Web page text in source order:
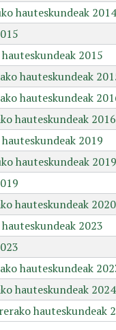
hauteskundeak 2014
2015
hauteskundeak
hauteskundeak
hauteskundeak 2016
2019
hauteskundeak 2019
hauteskundeak 2020
2023
hauteskundeak
hauteskundeak 2024
hauteskundeak